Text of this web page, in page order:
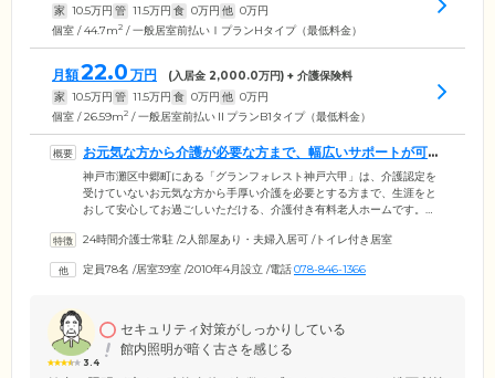
家 10.5万円 管 11.5万円 食 0万円 他 0万円
個室 / 44.7m2 / 一般居室前払いⅠプランHタイプ（最低料金）
月額22.0 万円 (入居金 2,000.0万円) + 介護保険料
家 10.5万円 管 11.5万円 食 0万円 他 0万円
個室 / 26.59m2 / 一般居室前払いⅡプランB1タイプ（最低料金）
お元気な方から介護が必要な方まで、幅広いサポートが可能
です
神戸市灘区中郷町にある「グランフォレスト神戸六甲」は、介護認定を
受けていないお元気な方から手厚い介護を必要とする方まで、生涯をと
おして安心してお過ごしいただける、介護付き有料老人ホームです。
入居者様お一人おひとりのライフスタイルに合わせて、それぞれのペー
分・阪神電鉄本線「石屋川」駅より徒歩10分と、アクセス良好。周囲に
24時間介護士常駐 /2人部屋あり・夫婦入居可 /トイレ付き居室
定員78名 /居室39室 /2010年4月設立 /電話078-846-1366
3.4
セキュリティ対策がしっかりしている
館内照明が暗く古さを感じる